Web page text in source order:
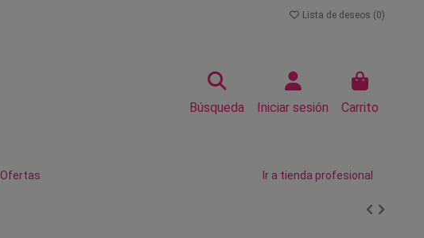
Lista de deseos (0)
Búsqueda Iniciar sesión Carrito
Ofertas Ir a tienda profesional